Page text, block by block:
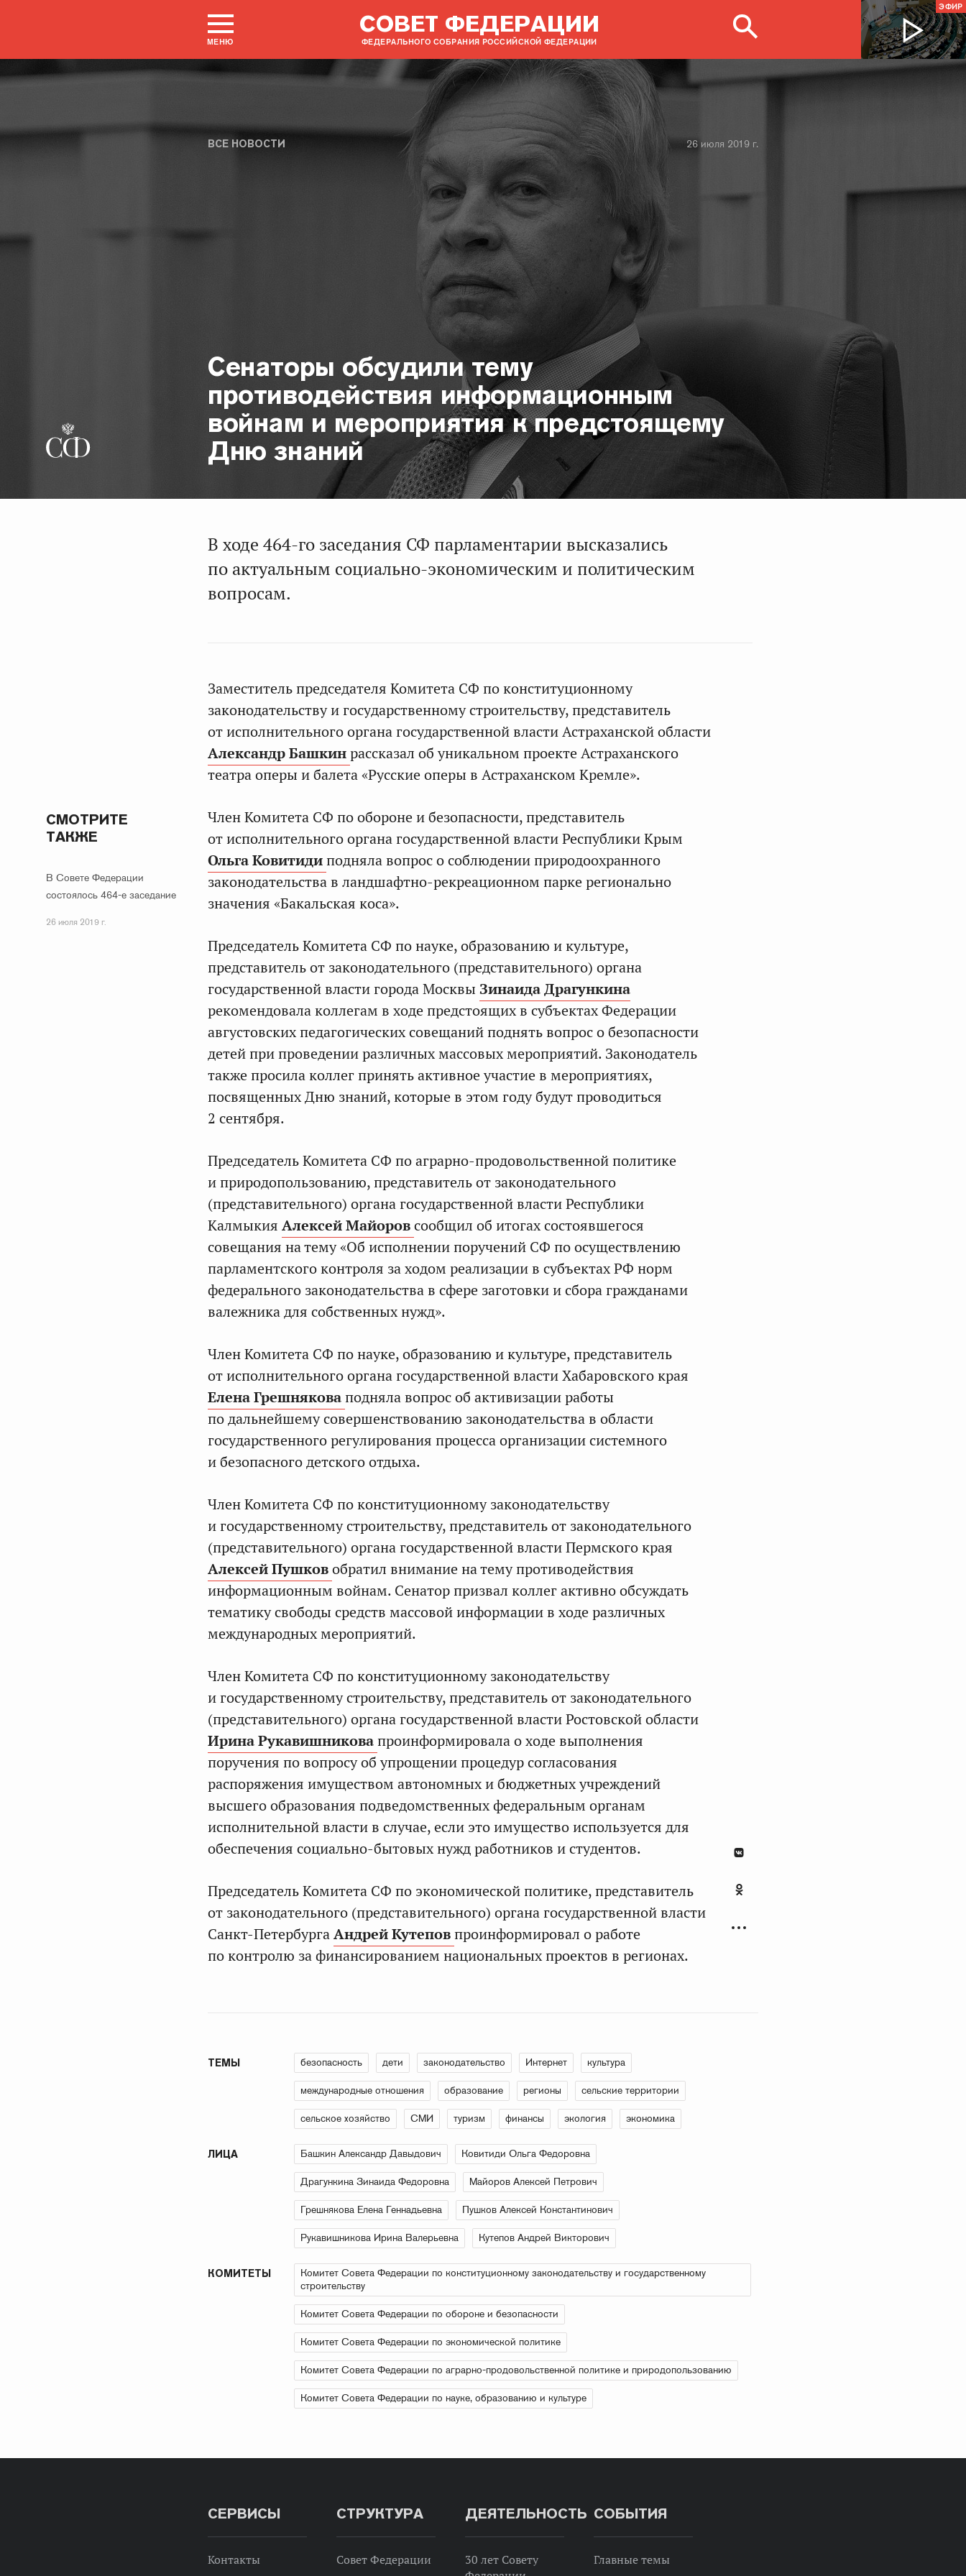
МЕНЮ
СОВЕТ ФЕДЕРАЦИИ
ФЕДЕРАЛЬНОГО СОБРАНИЯ РОССИЙСКОЙ ФЕДЕРАЦИИ
ЭФИР
ВСЕ НОВОСТИ
Сенаторы обсудили тему
противодействия информационным
войнам и мероприятия к предстоящему
Дню знаний
26 июля 2019 г.
В ходе 464-го заседания СФ парламентарии высказались
по актуальным социально-экономическим и политическим
вопросам.
Заместитель председателя Комитета СФ по конституционному
законодательству и государственному строительству, представитель
от исполнительного органа государственной власти Астраханской области
Александр Башкинрассказал об уникальном проекте Астраханского
театра оперы и балета «Русские оперы в Астраханском Кремле».
СМОТРИТЕ
ТАКЖЕ
В Совете Федерации
состоялось 464-е заседание
26 июля 2019 г.
Член Комитета СФ по обороне и безопасности, представитель
от исполнительного органа государственной власти Республики Крым
Ольга Ковитидиподняла вопрос о соблюдении природоохранного
законодательства в ландшафтно-рекреационном парке регионально
значения «Бакальская коса».
Председатель Комитета СФ по науке, образованию и культуре,
представитель от законодательного (представительного) органа
государственной власти города Москвы Зинаида Драгункина
рекомендовала коллегам в ходе предстоящих в субъектах Федерации
августовских педагогических совещаний поднять вопрос о безопасности
детей при проведении различных массовых мероприятий. Законодатель
также просила коллег принять активное участие в мероприятиях,
посвященных Дню знаний, которые в этом году будут проводиться
2 сентября.
Председатель Комитета СФ по аграрно-продовольственной политике
и природопользованию, представитель от законодательного
(представительного) органа государственной власти Республики
Калмыкия Алексей Майоровсообщил об итогах состоявшегося
совещания на тему «Об исполнении поручений СФ по осуществлению
парламентского контроля за ходом реализации в субъектах РФ норм
федерального законодательства в сфере заготовки и сбора гражданами
валежника для собственных нужд».
Член Комитета СФ по науке, образованию и культуре, представитель
от исполнительного органа государственной власти Хабаровского края
Елена Грешняковаподняла вопрос об активизации работы
по дальнейшему совершенствованию законодательства в области
государственного регулирования процесса организации системного
и безопасного детского отдыха.
Член Комитета СФ по конституционному законодательству
и государственному строительству, представитель от законодательного
(представительного) органа государственной власти Пермского края
Алексей Пушковобратил внимание на тему противодействия
информационным войнам. Сенатор призвал коллег активно обсуждать
тематику свободы средств массовой информации в ходе различных
международных мероприятий.
Член Комитета СФ по конституционному законодательству
и государственному строительству, представитель от законодательного
(представительного) органа государственной власти Ростовской области
Ирина Рукавишниковапроинформировала о ходе выполнения
поручения по вопросу об упрощении процедур согласования
распоряжения имуществом автономных и бюджетных учреждений
высшего образования подведомственных федеральным органам
исполнительной власти в случае, если это имущество используется для
обеспечения социально-бытовых нужд работников и студентов.
Председатель Комитета СФ по экономической политике, представитель
от законодательного (представительного) органа государственной власти
Санкт-ПетербургаАндрей Кутеповпроинформировал о работе
по контролю за финансированием национальных проектов в регионах.
ТЕМЫ безопасность дети законодательство Интернет культура
международные отношения образование регионы сельские территории
сельское хозяйство СМИ туризм финансы экология экономика
ЛИЦА Башкин Александр Давыдович Ковитиди Ольга Федоровна
Драгункина Зинаида Федоровна Майоров Алексей Петрович
Грешнякова Елена Геннадьевна Пушков Алексей Константинович
Рукавишникова Ирина Валерьевна Кутепов Андрей Викторович
КОМИТЕТЫ
Комитет Совета Федерации по конституционному законодательству и государственному
строительству
Комитет Совета Федерации по обороне и безопасности
Комитет Совета Федерации по экономической политике
Комитет Совета Федерации по аграрно-продовольственной политике и природопользованию
Комитет Совета Федерации по науке, образованию и культуре
СЕРВИСЫ
Контакты
СТРУКТУРА
Совет Федерации
ДЕЯТЕЛЬНОСТЬ
30 лет Совету
СОБЫТИЯ
Главные темы